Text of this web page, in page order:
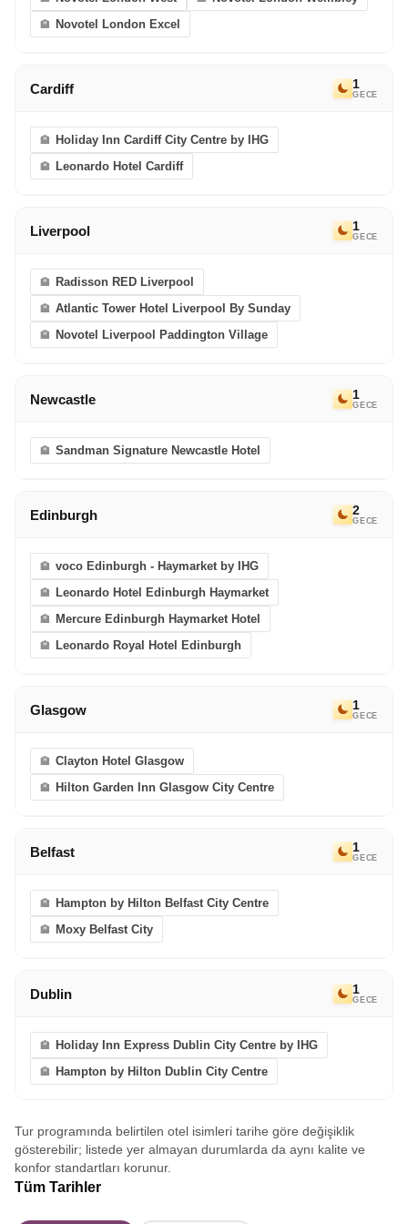
eriyor. Bir sonraki Avrupa Rüyası’nda görüşmek
dileğiyle!
Novotel London Excel
Cardiff 1
GECE
Holiday Inn Cardiff City Centre by IHG
Leonardo Hotel Cardiff
Liverpool 1
GECE
Radisson RED Liverpool
Atlantic Tower Hotel Liverpool By Sunday
Novotel Liverpool Paddington Village
Newcastle 1
GECE
Sandman Signature Newcastle Hotel
Edinburgh 2
GECE
voco Edinburgh - Haymarket by IHG
Leonardo Hotel Edinburgh Haymarket
Mercure Edinburgh Haymarket Hotel
Leonardo Royal Hotel Edinburgh
Glasgow 1
GECE
Clayton Hotel Glasgow
Hilton Garden Inn Glasgow City Centre
Belfast 1
GECE
Hampton by Hilton Belfast City Centre
Moxy Belfast City
Dublin 1
GECE
Holiday Inn Express Dublin City Centre by IHG
Hampton by Hilton Dublin City Centre
Tur programında belirtilen otel isimleri tarihe göre değişiklik
gösterebilir; listede yer almayan durumlarda da aynı kalite ve
konfor standartları korunur.
Tüm Tarihler